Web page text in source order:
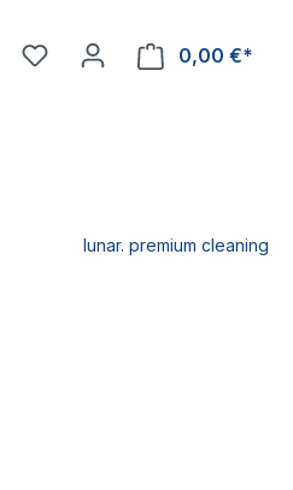
0,00 €*
lunar. premium cleaning